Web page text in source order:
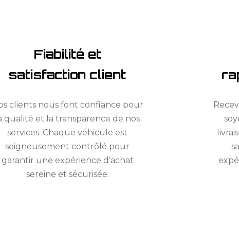
Fiabilité et
satisfaction client
clients nous font confiance pour
qualité et la transparence de nos
services. Chaque véhicule est
soigneusement contrôlé pour
garantir une expérience d’achat
sereine et sécurisée.